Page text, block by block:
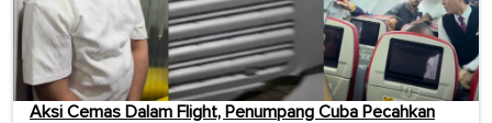
Aksi Cemas Dalam Flight, Penumpang Cuba Pecahkan